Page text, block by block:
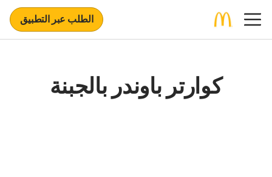
الطلب عبر التطبيق
كوارتر باوندر بالجبنة